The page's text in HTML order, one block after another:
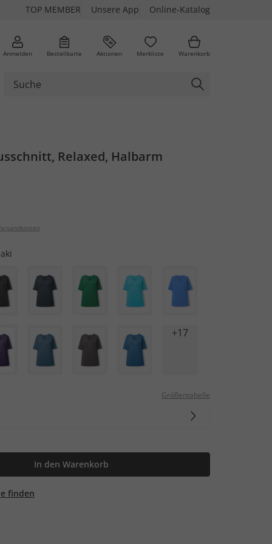
TOP MEMBER Unsere App Online-Katalog
Anmelden Bestellkarte Aktionen Merkliste Warenkorb
Relaxed, Halbarm
+17
Größentabelle
In den Warenkorb
finden